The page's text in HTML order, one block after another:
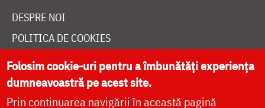
DESPRE NOI
POLITICA DE COOKIES
DONEAZĂ ONLINE PENTRU CATEDRALA NAȚIONALĂ
LIVE
Folosim cookie-uri pentru a îmbunătăți experiența
dumneavoastră pe acest site.
Prin continuarea navigării în această pagină